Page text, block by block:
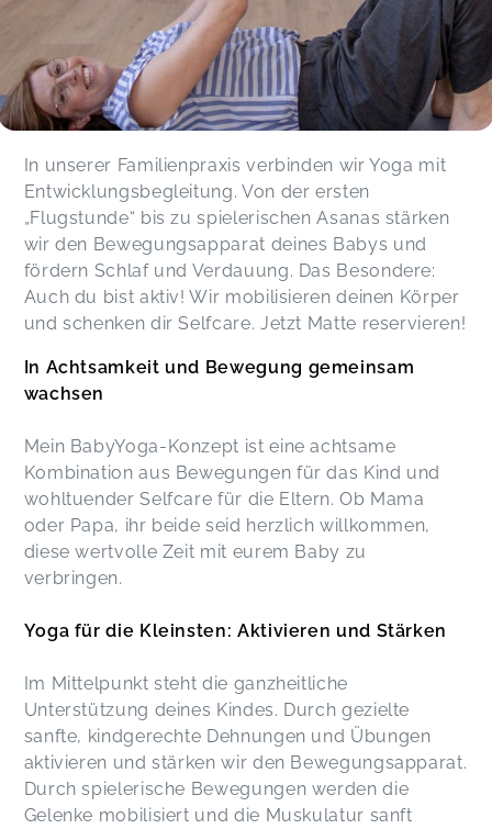
In unserer Familienpraxis verbinden wir Yoga mit
Entwicklungsbegleitung. Von der ersten
„Flugstunde“ bis zu spielerischen Asanas stärken
wir den Bewegungsapparat deines Babys und
fördern Schlaf und Verdauung. Das Besondere:
Auch du bist aktiv! Wir mobilisieren deinen Körper
und schenken dir Selfcare. Jetzt Matte reservieren!
In Achtsamkeit und Bewegung gemeinsam
wachsen
Mein BabyYoga-Konzept ist eine achtsame
Kombination aus Bewegungen für das Kind und
wohltuender Selfcare für die Eltern. Ob Mama
oder Papa, ihr beide seid herzlich willkommen,
diese wertvolle Zeit mit eurem Baby zu
verbringen.
Yoga für die Kleinsten: Aktivieren und Stärken
Im Mittelpunkt steht die ganzheitliche
Unterstützung deines Kindes. Durch gezielte
sanfte, kindgerechte Dehnungen und Übungen
aktivieren und stärken wir den Bewegungsapparat.
Durch spielerische Bewegungen werden die
Gelenke mobilisiert und die Muskulatur sanft